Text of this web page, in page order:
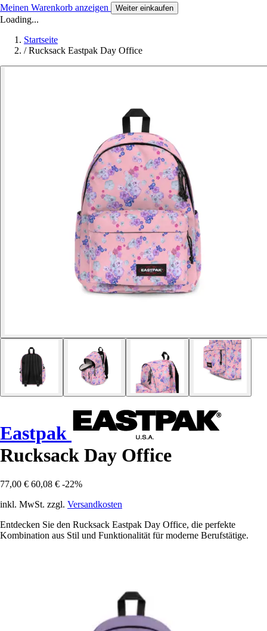
Meinen Warenkorb anzeigen Weiter einkaufen
Loading...
Startseite
/ Rucksack Eastpak Day Office
Eastpak
Rucksack Day Office
77,00 € 60,08 € -22%
inkl. MwSt. zzgl. Versandkosten
Entdecken Sie den Rucksack Eastpak Day Office, die perfekte
Kombination aus Stil und Funktionalität für moderne Berufstätige.